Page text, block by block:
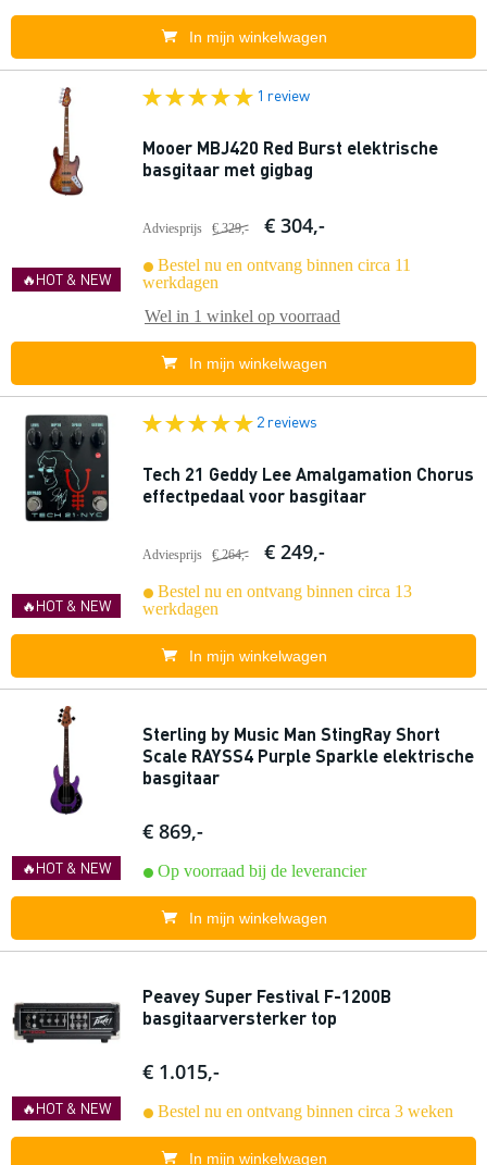
In mijn winkelwagen
🔥HOT & NEW
1 review
Mooer MBJ420 Red Burst elektrische
basgitaar met gigbag
Adviesprijs € 329,- € 304,-
Bestel nu en ontvang binnen circa 11
werkdagen
Wel in 1 winkel op voorraad
In mijn winkelwagen
🔥HOT & NEW
2 reviews
Tech 21 Geddy Lee Amalgamation Chorus
effectpedaal voor basgitaar
Adviesprijs € 264,- € 249,-
Bestel nu en ontvang binnen circa 13
werkdagen
In mijn winkelwagen
🔥HOT & NEW
Sterling by Music Man StingRay Short
Scale RAYSS4 Purple Sparkle elektrische
basgitaar
€ 869,-
Op voorraad bij de leverancier
In mijn winkelwagen
🔥HOT & NEW
Peavey Super Festival F-1200B
basgitaarversterker top
€ 1.015,-
Bestel nu en ontvang binnen circa 3 weken
In mijn winkelwagen